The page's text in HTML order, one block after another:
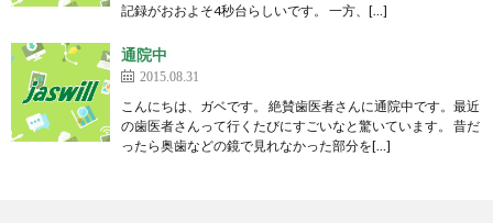
記録がおおよそ4秒台らしいです。 一方、[…]
通院中
2015.08.31
こんにちは、ガベです。 絶賛歯医者さんに通院中です。最近
の歯医者さんって行くたびにすごいなと驚いています。 昔だ
ったら奥歯などの鏡で見れなかった部分を[…]